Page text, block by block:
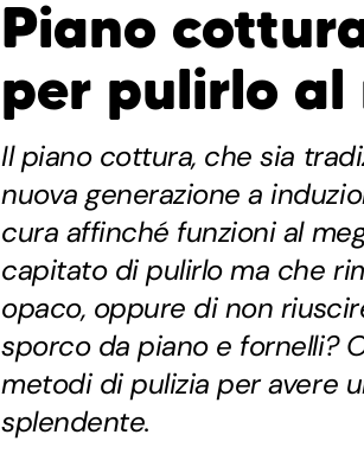
Piano
per pulirlo al
Il piano cottura, che sia
nuova generazione a
cura affinché funzioni al
capitato di pulirlo ma che
opaco, oppure di non
sporco da piano e fornelli?
metodi di pulizia per avere
splendente.